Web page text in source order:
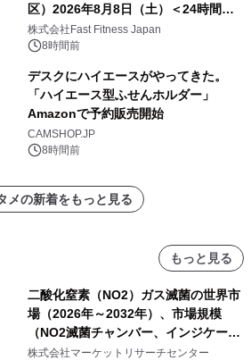
区）2026年8月8日（土）＜24時間年
中無休のフィットネスジム＞
株式会社Fast Fitness Japan
8時間前
デスクにハイエースがやってきた。
「ハイエース型ふせんホルダー」
Amazonで予約販売開始
CAMSHOP.JP
8時間前
メの新着をもっと見る
もっと見る
二酸化窒素（NO2）ガス滅菌の世界市
場（2026年～2032年）、市場規模
（NO2滅菌チャンバー、インジケータ
ーおよびモニタリングシステム、その
株式会社マーケットリサーチセンター